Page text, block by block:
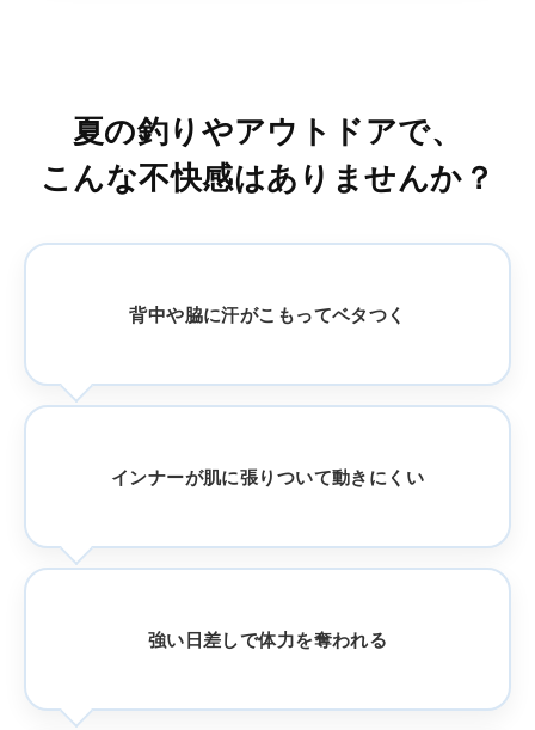
夏の釣りやアウトドアで、
こんな不快感はありませんか？
背中や脇に汗がこもってベタつく
インナーが肌に張りついて動きにくい
強い日差しで体力を奪われる